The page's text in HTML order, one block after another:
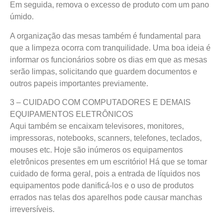
Em seguida, remova o excesso de produto com um pano
úmido.
A organização das mesas também é fundamental para
que a limpeza ocorra com tranquilidade. Uma boa ideia é
informar os funcionários sobre os dias em que as mesas
serão limpas, solicitando que guardem documentos e
outros papeis importantes previamente.
3 – CUIDADO COM COMPUTADORES E DEMAIS
EQUIPAMENTOS ELETRÔNICOS
Aqui também se encaixam televisores, monitores,
impressoras, notebooks, scanners, telefones, teclados,
mouses etc. Hoje são inúmeros os equipamentos
eletrônicos presentes em um escritório! Há que se tomar
cuidado de forma geral, pois a entrada de líquidos nos
equipamentos pode danificá-los e o uso de produtos
errados nas telas dos aparelhos pode causar manchas
irreversíveis.